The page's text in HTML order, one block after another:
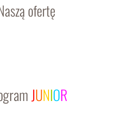
ofertę
JUNIOR